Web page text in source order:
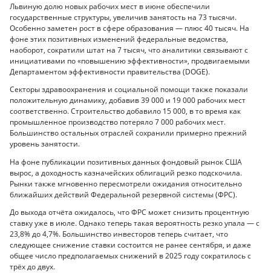
Львиную долю новых рабочих мест в июне обеспечили
государственные структуры, увеличив занятость на 73 тысячи.
Особенно заметен рост в сфере образования — плюс 40 тысяч. На
фоне этих позитивных изменений федеральные ведомства,
наоборот, сократили штат на 7 тысяч, что аналитики связывают с
инициативами по «повышению эффективности», продвигаемыми
Департаментом эффективности правительства (DOGE).
Секторы здравоохранения и социальной помощи также показали
положительную динамику, добавив 39 000 и 19 000 рабочих мест
соответственно. Строительство добавило 15 000, в то время как
промышленное производство потеряло 7 000 рабочих мест.
Большинство остальных отраслей сохранили примерно прежний
уровень занятости.
На фоне публикации позитивных данных фондовый рынок США
вырос, а доходность казначейских облигаций резко подскочила.
Рынки также мгновенно пересмотрели ожидания относительно
ближайших действий Федеральной резервной системы (ФРС).
До выхода отчёта ожидалось, что ФРС может снизить процентную
ставку уже в июле. Однако теперь такая вероятность резко упала — с
23,8% до 4,7%. Большинство инвесторов теперь считает, что
следующее снижение ставки состоится не ранее сентября, и даже
общее число предполагаемых снижений в 2025 году сократилось с
трёх до двух.